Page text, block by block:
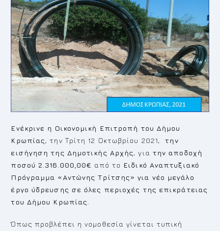
Ενέκρινε η Οικονομική Επιτροπή του Δήμου
Κρωπίας, την Τρίτη 12 Οκτωβρίου 2021,την
εισήγηση της Δημοτικής Αρχής, για την αποδοχή
ποσού 2.316.000,00€ από το Ειδικό Αναπτυξιακό
Πρόγραμμα «Αντώνης Τρίτσης» για νέο μεγάλο
έργο ύδρευσης σε όλες περιοχές της επικράτειας
του Δήμου Κρωπίας.
Όπως προβλέπει η νομοθεσία γίνεται τυπική